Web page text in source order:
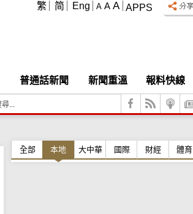
APPS
A A A
繁 简 Eng
普通話新聞 新聞重溫
報料快線
全部 本地 大中華 國際 財經 體育